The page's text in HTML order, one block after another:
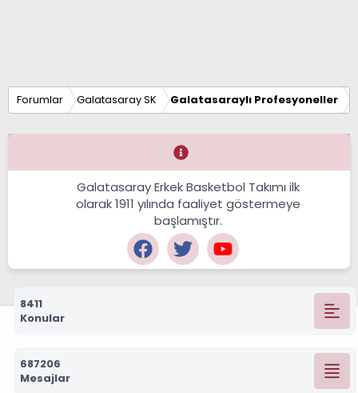
Forumlar Galatasaray SK Galatasaraylı Profesyoneller
Galatasaray Erkek Basketbol Takımı ilk
olarak 1911 yılında faaliyet göstermeye
başlamıştır.
8411
Konular
687206
Mesajlar